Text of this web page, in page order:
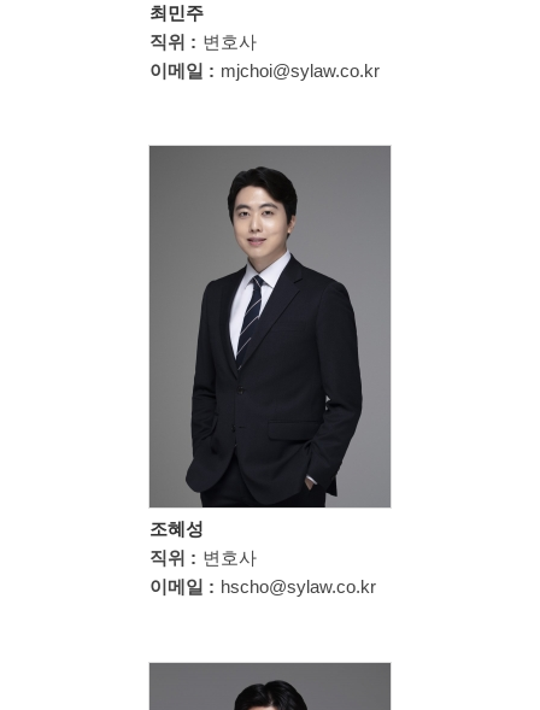
최민주
직위 : 변호사
이메일 : mjchoi@sylaw.co.kr
조혜성
직위 : 변호사
이메일 : hscho@sylaw.co.kr